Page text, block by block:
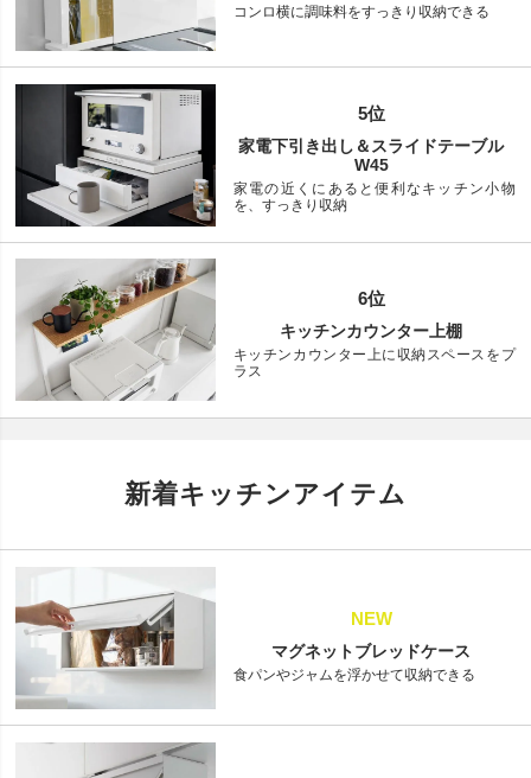
コンロ横に調味料をすっきり収納できる
5位
家電下引き出し＆スライドテーブル
W45
家電の近くにあると便利なキッチン小物
を、すっきり収納
6位
キッチンカウンター上棚
キッチンカウンター上に収納スペースをプ
ラス
新着キッチンアイテム
NEW
マグネットブレッドケース
食パンやジャムを浮かせて収納できる